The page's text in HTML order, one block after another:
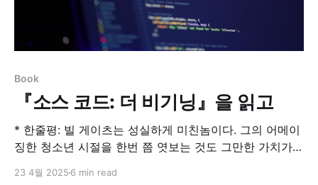
Book
『소스 코드: 더 비기닝』을 읽고
* 한줄평: 빌 게이츠는 성실하게 미친놈이다. 그의 어메이
징한 청소년 시절을 한번 쯤 엿보는 것도 그만한 가치가
딘컴퓨터 테크놀로지의 살아 있는 신화, 빌 게이츠. 세계
23 4월 2025 6 min read